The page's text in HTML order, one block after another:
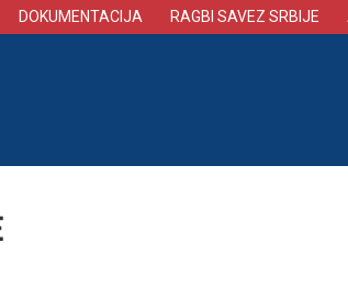
DOKUMENTACIJA RAGBI SAVEZ SRBIJE